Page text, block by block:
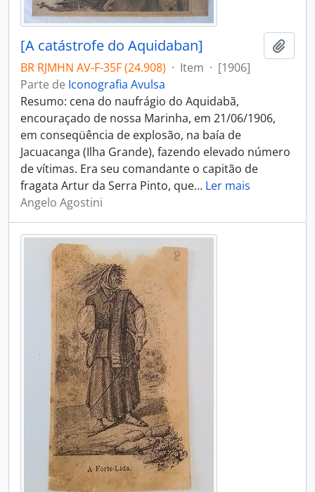
[A catástrofe do Aquidaban]
BR RJMHN AV-F-35F (24.908) · Item · [1906]
Parte de Iconografia Avulsa
Resumo: cena do naufrágio do Aquidabã,
encouraçado de nossa Marinha, em 21/06/1906,
em conseqüência de explosão, na baía de
Jacuacanga (Ilha Grande), fazendo elevado número
de vítimas. Era seu comandante o capitão de
fragata Artur da Serra Pinto, que… Ler mais
Angelo Agostini